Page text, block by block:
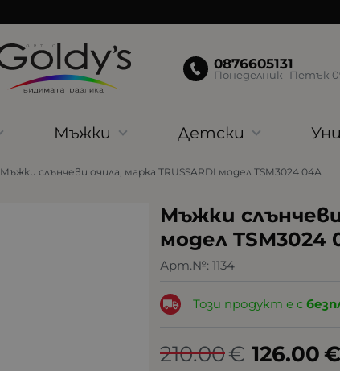
0876605131
Понеделник -Петък
Мъжки Детски
Мъжки слънчеви очила, марка TRUSSARDI модел TSM3024 04А
Мъжки слънчеви
модел TSM3024
Арт.№: 1134
Този продукт е с
210.00€ 126.00€